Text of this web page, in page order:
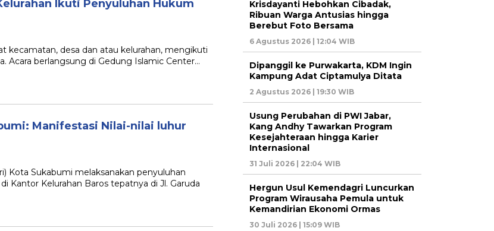
Ikuti Penyuluhan Hukum
kecamatan, desa dan atau kelurahan, mengikuti
Acara berlangsung di Gedung Islamic Center…
Manifestasi Nilai-nilai luhur
Kota Sukabumi melaksanakan penyuluhan
Kantor Kelurahan Baros tepatnya di Jl. Garuda
Krisdayanti Hebohkan Cibadak,
Ribuan Warga Antusias hingga
Berebut Foto Bersama
6 Agustus 2026 | 12:04 WIB
Dipanggil ke Purwakarta, KDM Ingin
Kampung Adat Ciptamulya Ditata
2 Agustus 2026 | 19:30 WIB
Usung Perubahan di PWI Jabar,
Kang Andhy Tawarkan Program
Kesejahteraan hingga Karier
Internasional
31 Juli 2026 | 22:04 WIB
Hergun Usul Kemendagri Luncurkan
Program Wirausaha Pemula untuk
Kemandirian Ekonomi Ormas
30 Juli 2026 | 15:09 WIB